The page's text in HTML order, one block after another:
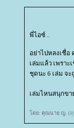
พี่ไอซ์ ..
อย่าไปหลงเชื่
เล่มแล้ว เพรา
ชุดนะ 6 เล่ม จะ
เล่มไหนสนุกขา
ดย: คุณนาย ญ. (